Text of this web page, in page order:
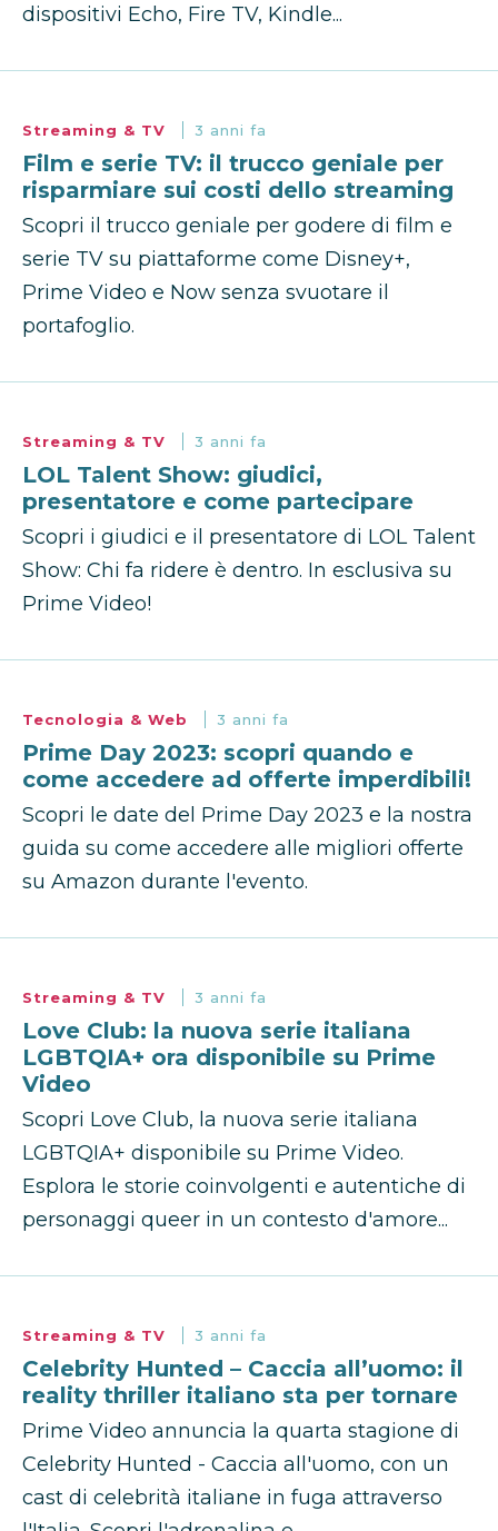
dispositivi Echo, Fire TV, Kindle...
Streaming & TV 3 anni fa
Film e serie TV: il trucco geniale per
risparmiare sui costi dello streaming
Scopri il trucco geniale per godere di film e
serie TV su piattaforme come Disney+,
Prime Video e Now senza svuotare il
portafoglio.
Streaming & TV 3 anni fa
LOL Talent Show: giudici,
presentatore e come partecipare
Scopri i giudici e il presentatore di LOL Talent
Show: Chi fa ridere è dentro. In esclusiva su
Prime Video!
Tecnologia & Web 3 anni fa
Prime Day 2023: scopri quando e
come accedere ad offerte imperdibili!
Scopri le date del Prime Day 2023 e la nostra
guida su come accedere alle migliori offerte
su Amazon durante l'evento.
Streaming & TV 3 anni fa
Love Club: la nuova serie italiana
LGBTQIA+ ora disponibile su Prime
Video
Scopri Love Club, la nuova serie italiana
LGBTQIA+ disponibile su Prime Video.
Esplora le storie coinvolgenti e autentiche di
personaggi queer in un contesto d'amore...
Streaming & TV 3 anni fa
Celebrity Hunted – Caccia all’uomo: il
reality thriller italiano sta per tornare
Prime Video annuncia la quarta stagione di
Celebrity Hunted - Caccia all'uomo, con un
cast di celebrità italiane in fuga attraverso